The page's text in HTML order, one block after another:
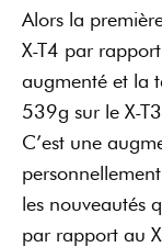
Alors la
X-T4 par
augmenté et la
539g sur le X-
C’est une
les nouveautés
par rapport au